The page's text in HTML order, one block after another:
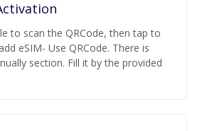
to scan the QRCode, then tap to
eSIM- Use QRCode. There is
section. Fill it by the provided